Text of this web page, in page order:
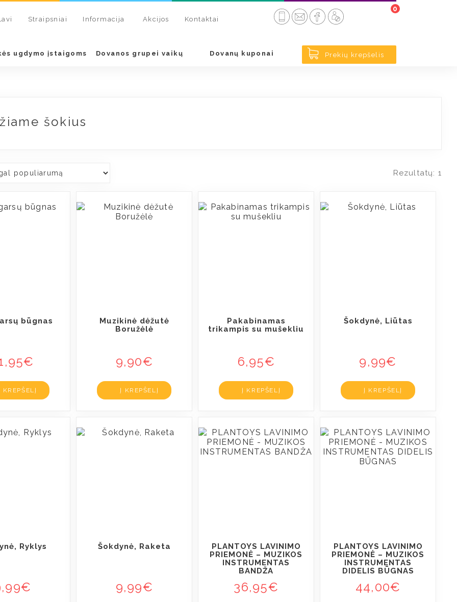
Straipsniai Informacija Akcijos Kontaktai
Prekių krepšelis
0
ugdymo įstaigoms Dovanos grupei vaikų Dovanų kuponai
šokius
Rezultatų: 1
būgnas
€
KREPŠELĮ
Muzikinė dėžutė
Boružėlė
9,90€
Į KREPŠELĮ
Pakabinamas
trikampis su mušekliu
6,95€
Į KREPŠELĮ
Šokdynė, Liūtas
9,99€
Į KREPŠELĮ
Ryklys
€
Šokdynė, Raketa
9,99€
PLANTOYS LAVINIMO
PRIEMONĖ – MUZIKOS
INSTRUMENTAS
BANDŽA
36,95€
PLANTOYS LAVINIMO
PRIEMONĖ – MUZIKOS
INSTRUMENTAS
DIDELIS BŪGNAS
44,00€